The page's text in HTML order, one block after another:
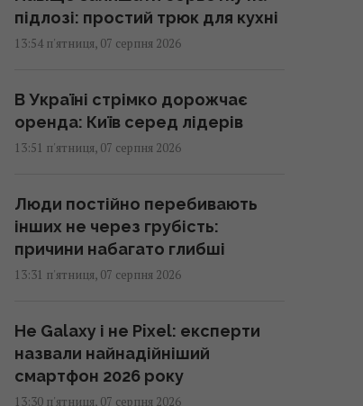
підлозі: простий трюк для кухні
13:54 п'ятниця, 07 серпня 2026
В Україні стрімко дорожчає
оренда: Київ серед лідерів
13:51 п'ятниця, 07 серпня 2026
Люди постійно перебивають
інших не через грубість:
причини набагато глибші
13:31 п'ятниця, 07 серпня 2026
Не Galaxy і не Pixel: експерти
назвали найнадійніший
смартфон 2026 року
13:30 п'ятниця, 07 серпня 2026